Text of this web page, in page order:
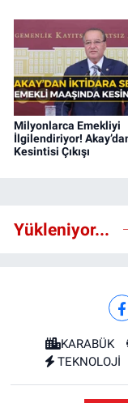
Milyonlarca Emekliyi
İlgilendiriyor!
Kesintisi Çıkışı
Yükleniyor...
KARABÜK
TEKNOLOJİ